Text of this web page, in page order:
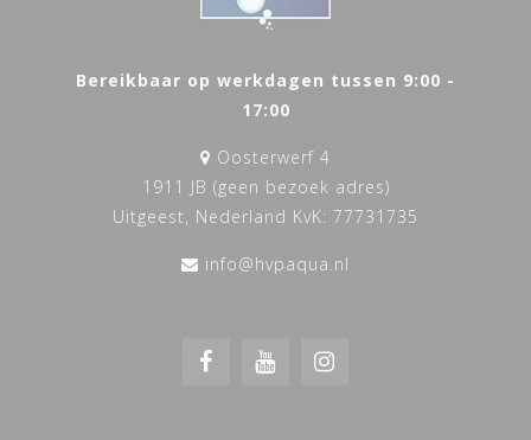
Bereikbaar op werkdagen tussen 9:00 -
17:00
Oosterwerf 4
1911 JB (geen bezoek adres)
Uitgeest, Nederland KvK: 77731735
info@hvpaqua.nl